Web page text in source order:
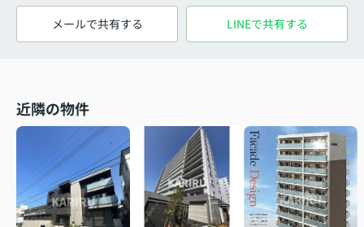
メールで共有する LINEで共有する
近隣の物件